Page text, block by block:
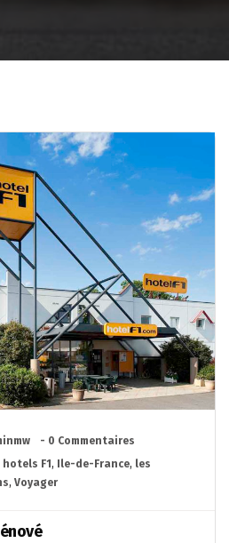
- 0 Commentaires
hotels F1 , Ile-de-France, les
, Voyager